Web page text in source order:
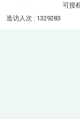
可授
造访人次 : 1329283